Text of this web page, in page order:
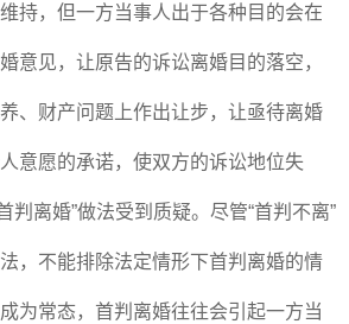
持，但一方当事人出于各种目的会在
意见，让原告的诉讼离婚目的落空，
、财产问题上作出让步，让亟待离婚
意愿的承诺，使双方的诉讼地位失
判离婚”做法受到质疑。尽管“首判不离”
，不能排除法定情形下首判离婚的情
为常态，首判离婚往往会引起一方当